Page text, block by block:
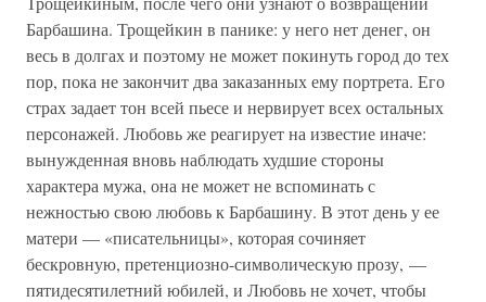
Барбашина. Трощейкин в панике: у него нет денег, он
весь в долгах и поэтому не может покинуть город до тех
пор, пока не закончит два заказанных ему портрета. Его
страх задает тон всей пьесе и нервирует всех остальных
персонажей. Любовь же реагирует на известие иначе:
вынужденная вновь наблюдать худшие стороны
характера мужа, она не может не вспоминать с
нежностью свою любовь к Барбашину. В этот день у ее
матери — «писательницы», которая сочиняет
бескровную, претенциозно-символическую прозу, —
пятидесятилетний юбилей, и Любовь не хочет, чтобы